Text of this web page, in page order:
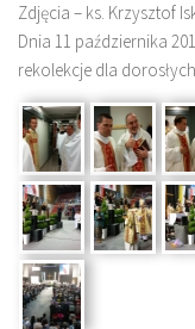
Zdjęcia – ks. Krzysztof
Dnia 11 października
rekolekcje dla